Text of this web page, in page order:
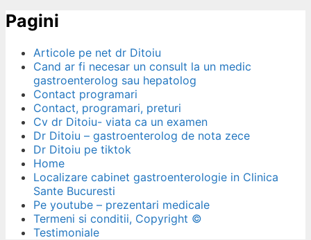
Pagini
Articole pe net dr Ditoiu
Cand ar fi necesar un consult la un medic
gastroenterolog sau hepatolog
Contact programari
Contact, programari, preturi
Cv dr Ditoiu- viata ca un examen
Dr Ditoiu – gastroenterolog de nota zece
Dr Ditoiu pe tiktok
Home
Localizare cabinet gastroenterologie in Clinica
Sante Bucuresti
Pe youtube – prezentari medicale
Termeni si conditii, Copyright ©
Testimoniale